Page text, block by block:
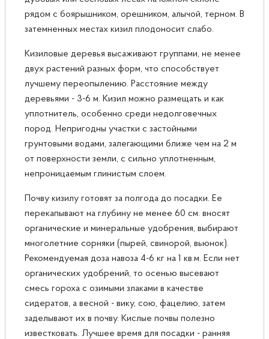
рядом с боярышником, орешником, алычой, терном. В
затемненных местах кизил плодоносит слабо.
Кизиловые деревья высаживают группами, не менее
двух растений разных форм, что способствует
лучшему переопылению. Расстояние между
деревьями - 3-6 м. Кизил можно размещать и как
уплотнитель, особенно среди недолговечных
пород. Непригодны участки с застойными
грунтовыми водами, залегающими ближе чем на 2 м
от поверхности земли, с сильно уплотненным,
непроницаемым глинистым слоем.
Почву кизилу готовят за полгода до посадки. Ее
перекапывают на глубину не менее 60 см. вносят
органические и минеральные удобрения, выбирают
многолетние сорняки (пырей, свинорой, вьюнок).
Рекомендуемая доза навоза 4-6 кг на 1 кв.м. Если нет
органических удобрений, то осенью высевают
смесь гороха с озимыми злаками в качестве
сидератов, а весной - вику, сою, фацелию, затем
заделывают их в почву. Кислые почвы полезно
известковать. Лучшее время для посадки - ранняя